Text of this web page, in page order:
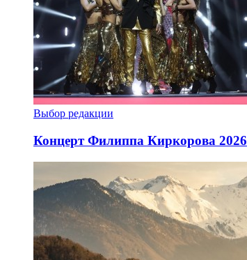
Выбор редакции
Концерт Филиппа Киркорова 2026